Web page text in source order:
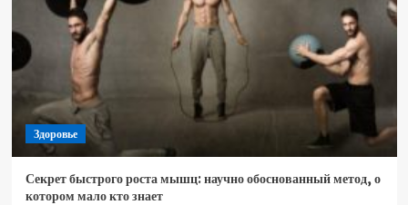
Здоровье
Секрет быстрого роста мышц: научно обоснованный метод, о
котором мало кто знает